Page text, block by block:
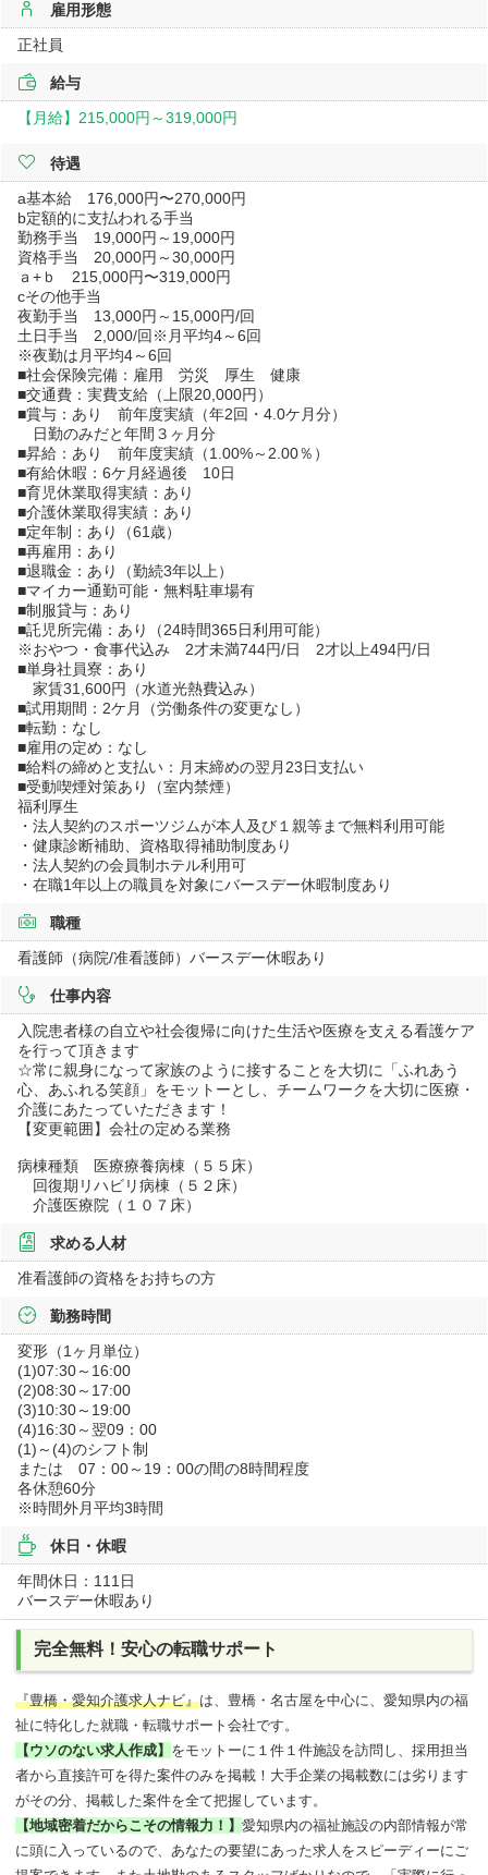
雇用形態
正社員
給与
【月給】215,000円～319,000円
待遇
a基本給 176,000円〜270,000円
b定額的に支払われる手当
勤務手当 19,000円～19,000円
資格手当 20,000円～30,000円
ａ+ｂ 215,000円〜319,000円
cその他手当
夜勤手当 13,000円～15,000円/回
土日手当 2,000/回※月平均4～6回
※夜勤は月平均4～6回
■社会保険完備：雇用 労災 厚生 健康
■交通費：実費支給（上限20,000円）
■賞与：あり 前年度実績（年2回・4.0ケ月分）
日勤のみだと年間３ヶ月分
■昇給：あり 前年度実績（1.00%～2.00％）
■有給休暇：6ケ月経過後 10日
■育児休業取得実績：あり
■介護休業取得実績：あり
■定年制：あり（61歳）
■再雇用：あり
■退職金：あり（勤続3年以上）
■マイカー通勤可能・無料駐車場有
■制服貸与：あり
■託児所完備：あり（24時間365日利用可能）
※おやつ・食事代込み 2才未満744円/日 2才以上494円/日
■単身社員寮：あり
家賃31,600円（水道光熱費込み）
■試用期間：2ケ月（労働条件の変更なし）
■転勤：なし
■雇用の定め：なし
■給料の締めと支払い：月末締めの翌月23日支払い
■受動喫煙対策あり（室内禁煙）
福利厚生
・法人契約のスポーツジムが本人及び１親等まで無料利用可能
・健康診断補助、資格取得補助制度あり
・法人契約の会員制ホテル利用可
・在職1年以上の職員を対象にバースデー休暇制度あり
職種
看護師（病院/准看護師）バースデー休暇あり
仕事内容
入院患者様の自立や社会復帰に向けた生活や医療を支える看護ケア
を行って頂きます
☆常に親身になって家族のように接することを大切に「ふれあう
心、あふれる笑顔」をモットーとし、チームワークを大切に医療・
介護にあたっていただきます！
【変更範囲】会社の定める業務
病棟種類 医療療養病棟（５５床）
回復期リハビリ病棟（５２床）
介護医療院（１０７床）
求める人材
准看護師の資格をお持ちの方
勤務時間
変形（1ヶ月単位）
(1)07:30～16:00
(2)08:30～17:00
(3)10:30～19:00
(4)16:30～翌09：00
(1)～(4)のシフト制
または 07：00～19：00の間の8時間程度
各休憩60分
※時間外月平均3時間
休日・休暇
年間休日：111日
バースデー休暇あり
完全無料！安心の転職サポート
『豊橋・愛知介護求人ナビ』は、豊橋・名古屋を中心に、愛知県内の福
祉に特化した就職・転職サポート会社です。
【ウソのない求人作成】 をモットーに１件１件施設を訪問し、採用担当
者から直接許可を得た案件のみを掲載！大手企業の掲載数には劣ります
がその分、掲載した案件を全て把握しています。
【地域密着だからこその情報力！】愛知県内の福祉施設の内部情報が常
に頭に入っているので、あなたの要望にあった求人をスピーディーにご